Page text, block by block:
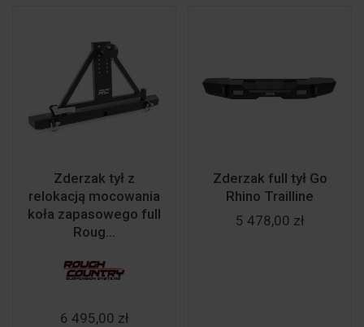
Zderzak tył z
relokacją mocowania
koła zapasowego full
Roug...
6 495,00 zł
Zderzak full tył Go
Rhino Trailline
5 478,00 zł